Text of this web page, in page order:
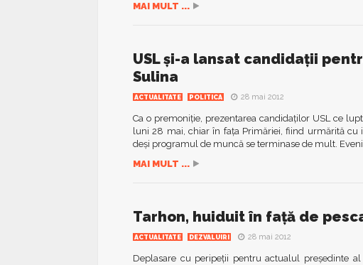
MAI MULT ...
USL și-a lansat candidații
Sulina
ACTUALITATE POLITICA 28 mai 2012
Ca o premoniție, prezentarea candidaților USL ce
luni 28 mai, chiar în fața Primăriei, fiind urmărită cu
deși programul de muncă se terminase de mult.
MAI MULT ...
Tarhon, huiduit în față de
ACTUALITATE DEZVALUIRI 28 mai 2012
Deplasare cu peripeții pentru actualul președinte